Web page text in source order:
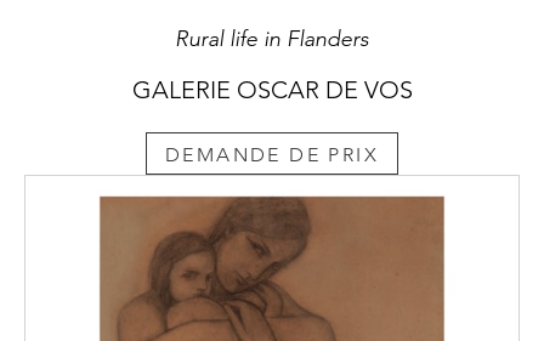
Rural life in Flanders
GALERIE OSCAR DE VOS
DEMANDE DE PRIX